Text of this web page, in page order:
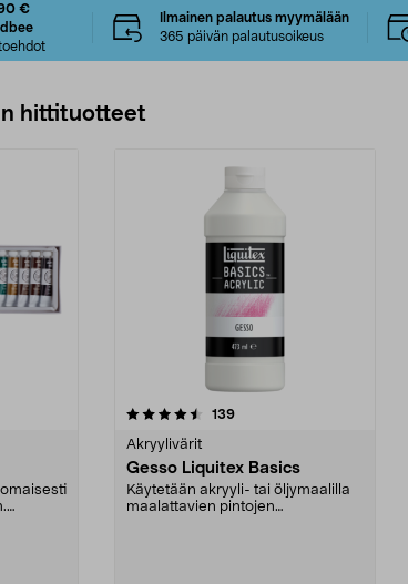
€
Ilmainen palautus myymälään
365 päivän palautusoikeus
hittituotteet
139arvostelut
Akryylivärit
Gesso Liquitex Basics
Käytetään akryyli- tai öljymaalilla
maalattavien pintojen
4.0 viidestä